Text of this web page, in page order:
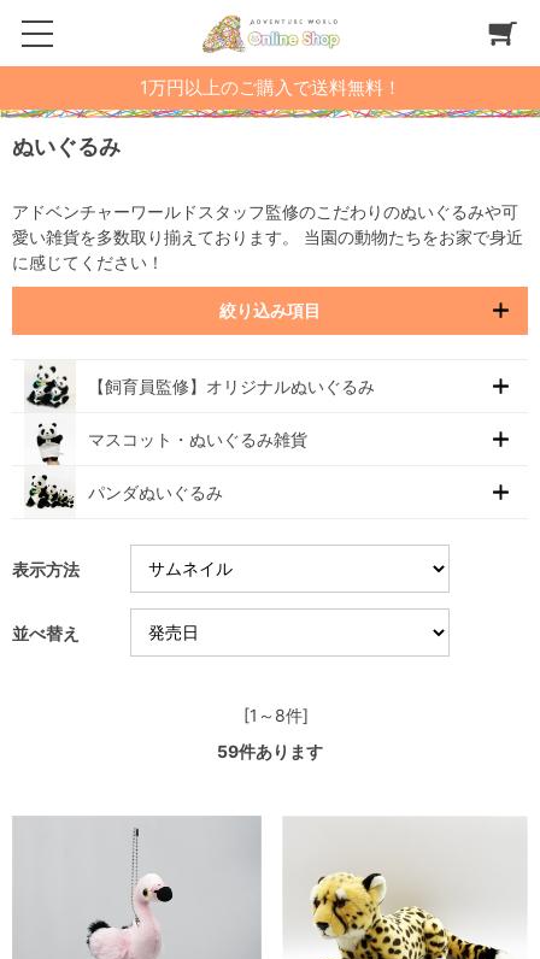
1万円以上のご購入で送料無料！
ぬいぐるみ
アドベンチャーワールドスタッフ監修のこだわりのぬいぐるみや可
愛い雑貨を多数取り揃えております。 当園の動物たちをお家で身近
に感じてください！
絞り込み項目
【飼育員監修】オリジナルぬいぐるみ
マスコット・ぬいぐるみ雑貨
パンダぬいぐるみ
表示方法
並べ替え
[1～8件]
59件あります